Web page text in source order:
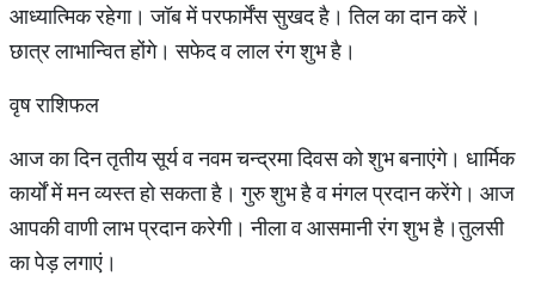
आध्यात्मिक रहेगा। जॉब में परफार्मेंस सुखद है। तिल का दान करें।
छात्र लाभान्वित होंगे। सफेद व लाल रंग शुभ है।
वृष राशिफल
आज का दिन तृतीय सूर्य व नवम चन्द्रमा दिवस को शुभ बनाएंगे। धार्मिक
कार्यों में मन व्यस्त हो सकता है। गुरु शुभ है व मंगल प्रदान करेंगे। आज
आपकी वाणी लाभ प्रदान करेगी। नीला व आसमानी रंग शुभ है।तुलसी
का पेड़ लगाएं।